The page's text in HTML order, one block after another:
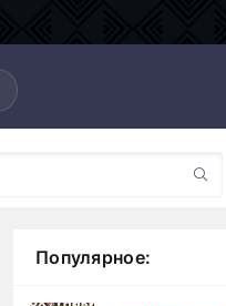
Популярное: